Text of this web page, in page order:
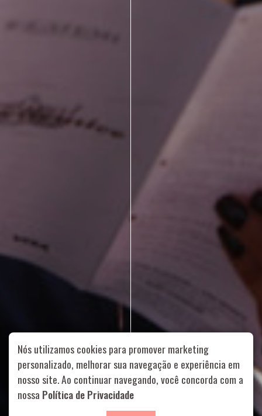
Rua Aurélia, 1714 – Vila Romana, São Paulo – SP | 55 11
99178-5848 | contato@nucleofood.com
Role para continar
Nós utilizamos cookies para promover marketing
personalizado, melhorar sua navegação e experiência em
nosso site. Ao continuar navegando, você concorda com a
nossa Política de Privacidade